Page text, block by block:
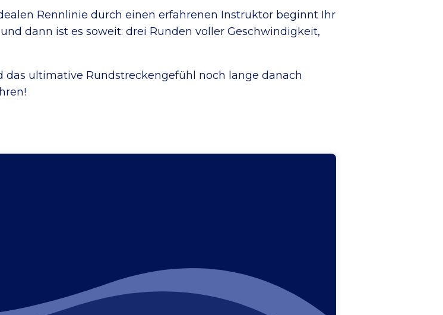
Rennlinie durch einen erfahrenen Instruktor beginnt Ihr
dann ist es soweit: drei Runden voller Geschwindigkeit,
das ultimative Rundstreckengefühl noch lange danach